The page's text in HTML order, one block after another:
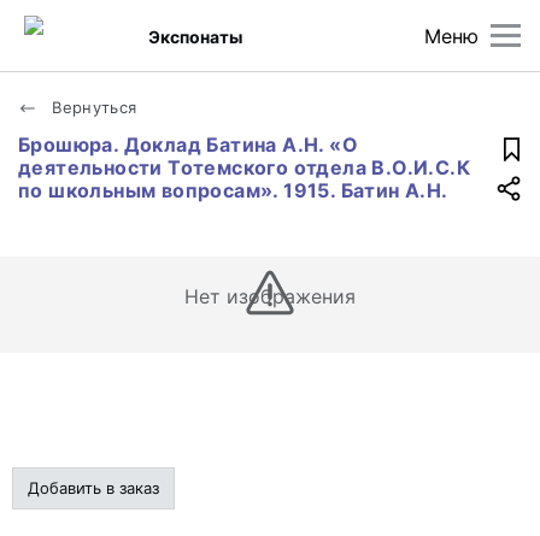
Меню
Экспонаты
Вернуться
Брошюра. Доклад Батина А.Н. «О
деятельности Тотемского отдела В.О.И.С.К
по школьным вопросам». 1915. Батин А.Н.
Нет изображения
Добавить в заказ